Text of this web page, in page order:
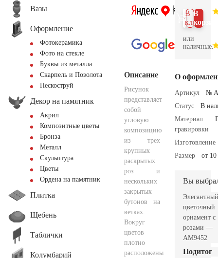
Вазы
Оформление
Фотокерамика
Фото на стекле
Буквы из металла
Скарпель и Позолота
Пескоструй
Декор на памятник
Акрил
Композитные цветы
Бронза
Металл
Скульптура
Цветы
Ордена на памятник
Плитка
Щебень
Таблички
Колумбарий
Описание
Рисунок
представляет
собой
угловую
композицию
из трех
крупных
раскрытых
роз и
нескольких
закрытых
бутонов на
ветках.
Вокруг
цветов
плотно
расположены
В
В 1
клик
или
наличные.
О
Артикул
№
Статус
В
Материал
гравировки
Изготовление
Размер
от
Вы
Элегантный
цветочный
орнамент с
розами —
AM9452
Подитог